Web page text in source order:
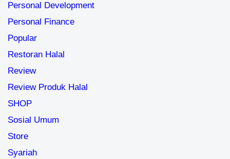
Personal Development
Personal Finance
Popular
Restoran Halal
Review
Review Produk Halal
SHOP
Sosial Umum
Store
Syariah